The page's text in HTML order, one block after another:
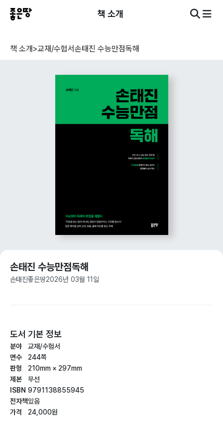
책 소개
책 소개>교재/수험서손태진 수능만점독해
손태진 수능만점독해
손태진좋은땅2026년 03월 11일
도서 기본 정보
분야
면수
판형
제본
ISBN
전자책
가격
교재/수험서
244쪽
210mm × 297mm
무선
9791138855945
있음
24,000원